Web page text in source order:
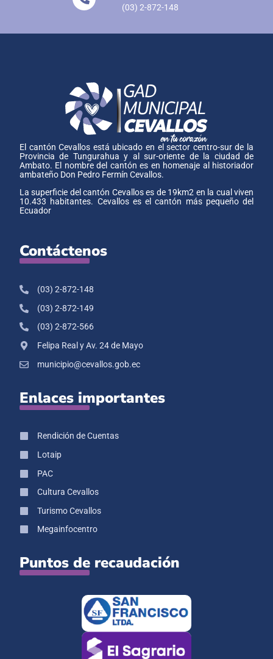
(03) 2-872-148
El cantón Cevallos está ubicado en el sector centro-sur de la
Provincia de Tungurahua y al sur-oriente de la ciudad de
Ambato. El nombre del cantón es en homenaje al historiador
ambateño Don Pedro Fermín Cevallos.
La superficie del cantón Cevallos es de 19km2 en la cual viven
10.433 habitantes. Cevallos es el cantón más pequeño del
Ecuador
Contáctenos
(03) 2-872-148
(03) 2-872-149
(03) 2-872-566
Felipa Real y Av. 24 de Mayo
municipio@cevallos.gob.ec
Enlaces importantes
Rendición de Cuentas
Lotaip
PAC
Cultura Cevallos
Turismo Cevallos
Megainfocentro
Puntos de recaudación